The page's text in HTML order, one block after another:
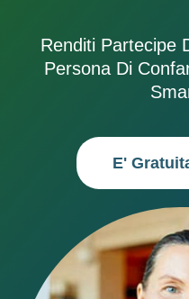
Renditi Partecipe
Persona Di
E'